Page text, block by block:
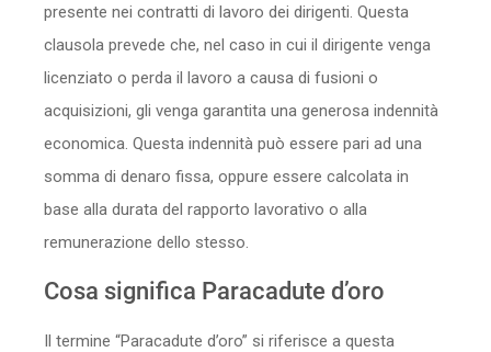
presente nei contratti di lavoro dei dirigenti. Questa
clausola prevede che, nel caso in cui il dirigente venga
licenziato o perda il lavoro a causa di fusioni o
acquisizioni, gli venga garantita una generosa indennità
economica. Questa indennità può essere pari ad una
somma di denaro fissa, oppure essere calcolata in
base alla durata del rapporto lavorativo o alla
remunerazione dello stesso.
Cosa significa Paracadute d’oro
Il termine “Paracadute d’oro” si riferisce a questa